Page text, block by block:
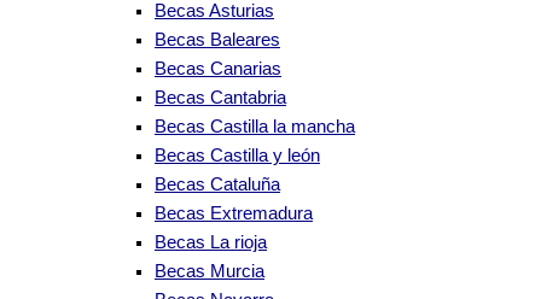
Becas Asturias
Becas Baleares
Becas Canarias
Becas Cantabria
Becas Castilla la mancha
Becas Castilla y león
Becas Cataluña
Becas Extremadura
Becas La rioja
Becas Murcia